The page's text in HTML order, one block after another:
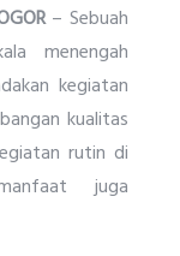
– Sebuah
menengah
kegiatan
kualitas
rutin di
juga